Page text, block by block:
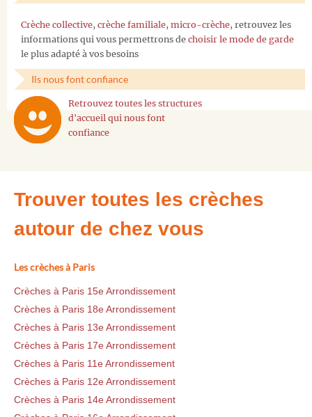
Crèche collective, crèche familiale, micro-crèche, retrouvez les
informations qui vous permettrons de choisir le mode de garde
le plus adapté à vos besoins
Ils nous font confiance
Retrouvez toutes les structures
d'accueil qui nous font
confiance
Trouver toutes les crèches
autour de chez vous
Les crèches à Paris
Crèches à Paris 15e Arrondissement
Crèches à Paris 18e Arrondissement
Crèches à Paris 13e Arrondissement
Crèches à Paris 17e Arrondissement
Crèches à Paris 11e Arrondissement
Crèches à Paris 12e Arrondissement
Crèches à Paris 14e Arrondissement